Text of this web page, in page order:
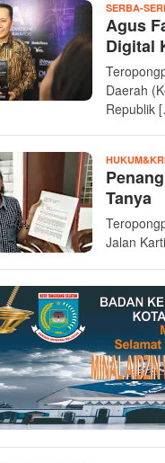
SERBA-
Agus
Digital
Daerah
Republik
Tanya
Jalan